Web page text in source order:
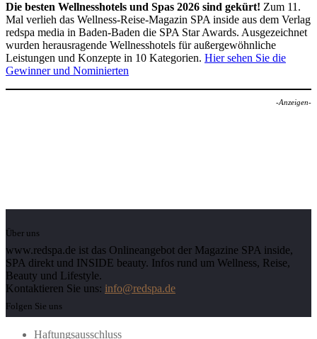
Die besten Wellnesshotels und Spas 2026 sind gekürt! Zum 11.
Mal verlieh das Wellness-Reise-Magazin SPA inside aus dem Verlag
redspa media in Baden-Baden die SPA Star Awards. Ausgezeichnet
wurden herausragende Wellnesshotels für außergewöhnliche
Leistungen und Konzepte in 10 Kategorien. Hier sehen Sie die
Gewinner und Nominierten
-Anzeigen-
Über uns
www.redspa.de ist das Onlineangebot der Magazine SPA inside,
SPA direkt und INSIDE beauty. Infos rund um Wellness, Reise,
Beauty und Lifestyle.
Kontaktieren Sie uns: info@redspa.de
Folgen Sie uns
Haftungsausschluss